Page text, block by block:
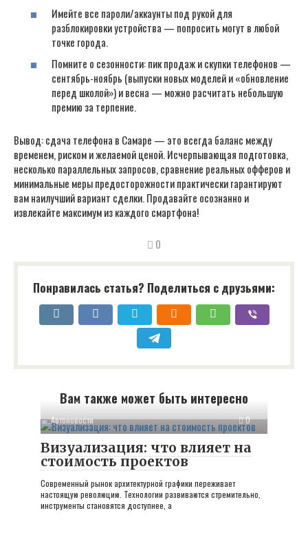
Имейте все пароли/аккаунты под рукой для
разблокировки устройства — попросить могут в любой
точке города.
Помните о сезонности: пик продаж и скупки телефонов —
сентябрь-ноябрь (выпуски новых моделей и «обновление
перед школой») и весна — можно расчитать небольшую
премию за терпение.
Вывод: сдача телефона в Самаре — это всегда баланс между
временем, риском и желаемой ценой. Исчерпывающая подготовка,
несколько параллельных запросов, сравнение реальных офферов и
минимальные меры предосторожности практически гарантируют
вам наилучший вариант сделки. Продавайте осознанно и
извлекайте максимум из каждого смартфона!
0
Понравилась статья? Поделиться с друзьями:
Вам также может быть интересно
Автоновости 0
Визуализация: что влияет на
стоимость проектов
Современный рынок архитектурной графики переживает
настоящую революцию. Технологии развиваются стремительно,
инструменты становятся доступнее, а